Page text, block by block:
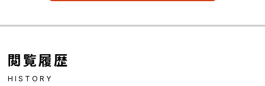
閲覧履歴
HISTORY